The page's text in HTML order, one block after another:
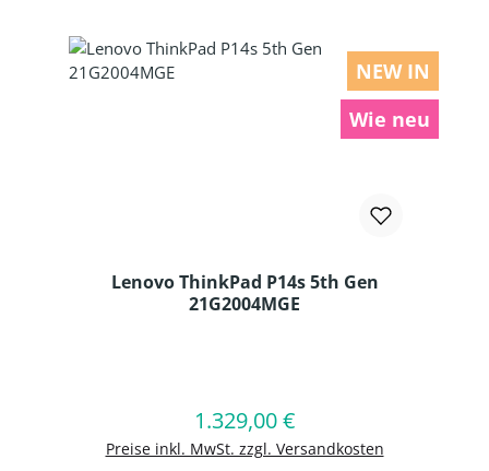
NEW IN
Wie neu
Lenovo ThinkPad P14s 5th Gen
21G2004MGE
Regulärer Preis:
1.329,00 €
Preise inkl. MwSt. zzgl. Versandkosten
In den Warenkorb